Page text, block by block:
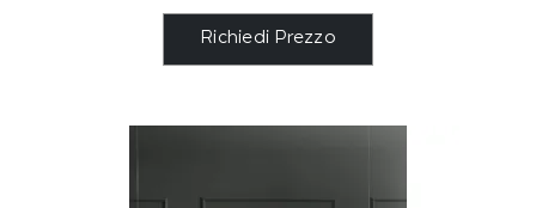
Richiedi Prezzo